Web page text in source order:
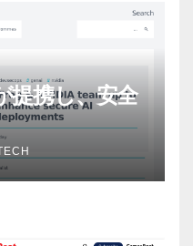
携し、安全